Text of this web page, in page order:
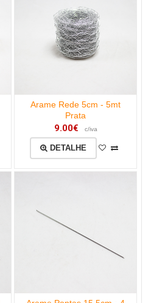
Arame Rede 5cm - 5mt
Prata
9.00€ c/iva
DETALHE